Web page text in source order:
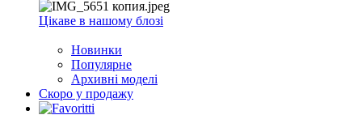
Цікаве в нашому блозі
Новинки
Популярне
Архивні моделі
Скоро у продажу